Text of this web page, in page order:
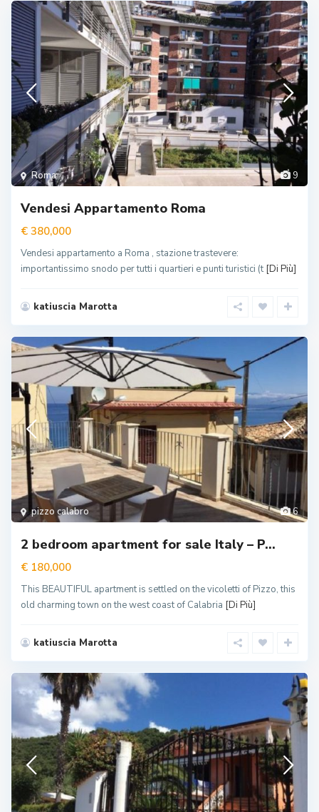
9
Roma
Vendesi Appartamento Roma
€ 380,000
Vendesi appartamento a Roma , stazione trastevere:
importantissimo snodo per tutti i quartieri e punti turistici (t [Di Più]
katiuscia Marotta
6
pizzo calabro
2 bedroom apartment for sale Italy – P...
€ 180,000
This BEAUTIFUL apartment is settled on the vicoletti of Pizzo, this
old charming town on the west coast of Calabria [Di Più]
katiuscia Marotta